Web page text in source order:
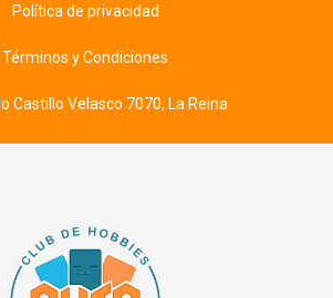
Política de privacidad
Términos y Condiciones
Castillo Velasco 7070, La Reina